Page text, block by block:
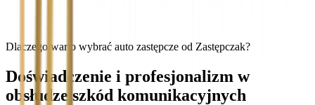
Dlaczego warto wybrać auto zastępcze od Zastępczak?
Doświadczenie i profesjonalizm w
obsłudze szkód komunikacyjnych